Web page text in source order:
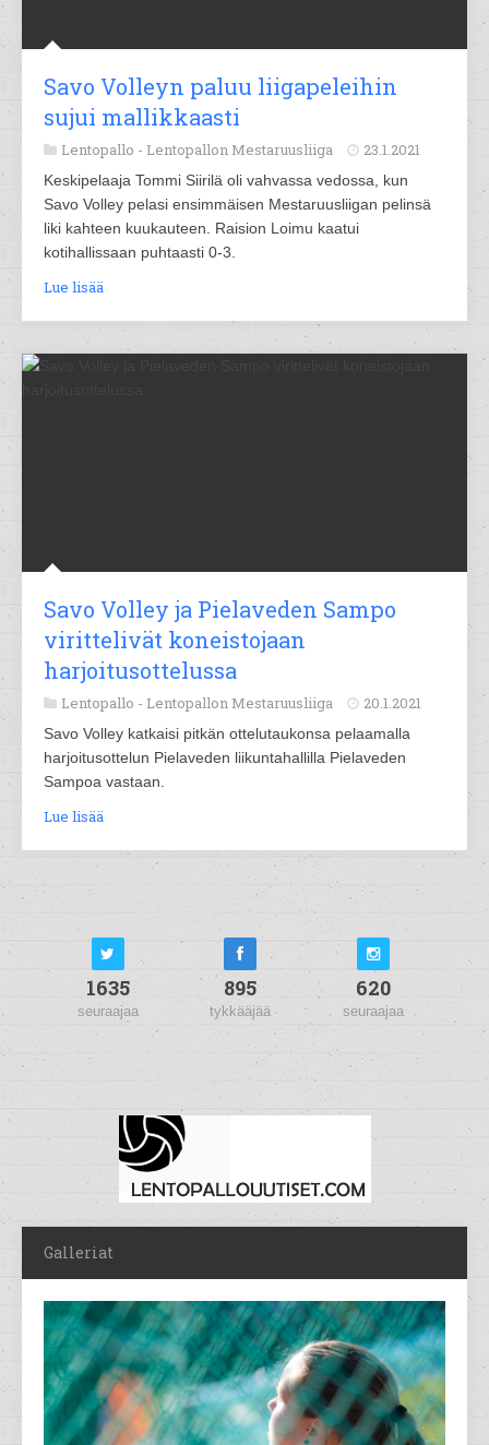
Savo Volleyn paluu liigapeleihin
sujui mallikkaasti
Lentopallo - Lentopallon Mestaruusliiga 23.1.2021
Keskipelaaja Tommi Siirilä oli vahvassa vedossa, kun
Savo Volley pelasi ensimmäisen Mestaruusliigan pelinsä
liki kahteen kuukauteen. Raision Loimu kaatui
kotihallissaan puhtaasti 0-3.
Lue lisää
Savo Volley ja Pielaveden Sampo
virittelivät koneistojaan
harjoitusottelussa
Lentopallo - Lentopallon Mestaruusliiga 20.1.2021
Savo Volley katkaisi pitkän ottelutaukonsa pelaamalla
harjoitusottelun Pielaveden liikuntahallilla Pielaveden
Sampoa vastaan.
Lue lisää
1635
seuraajaa
895
tykkääjää
620
seuraajaa
Galleriat